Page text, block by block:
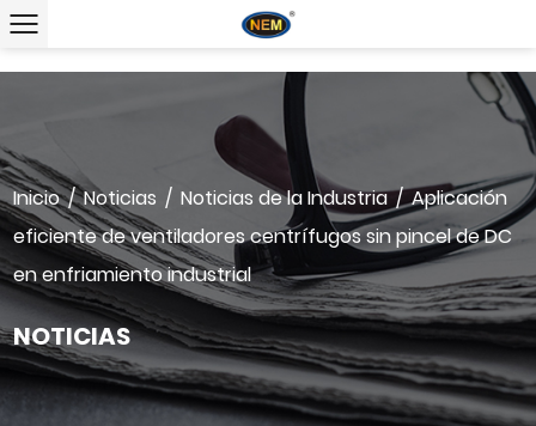
Inicio/Noticias / Noticias de la Industria/Aplicación
eficiente de ventiladores centrífugos sin pincel de DC
en enfriamiento industrial
NOTICIAS